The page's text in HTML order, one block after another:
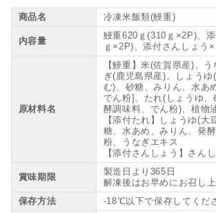
商品名 冷凍米飯類(鰻重)
内容量
鰻重620ｇ(310ｇ×2P)、
ｇ×2P)、添付さんしょう
原材料名
【鰻重】米(佐賀県産)、
ぎ(鹿児島県産)、しょうゆ
む)、砂糖、みりん、水あ
でん粉]、たれ(しょうゆ、
酵調味料、でん粉)、植物
【添付たれ】しょうゆ(大
糖、水あめ、みりん、発
粉、うなぎエキス
【添付さんしょう】さん
賞味期限
製造日より365日
解凍後はお早めにお召し
保存方法
-18℃以下で保存してくだ